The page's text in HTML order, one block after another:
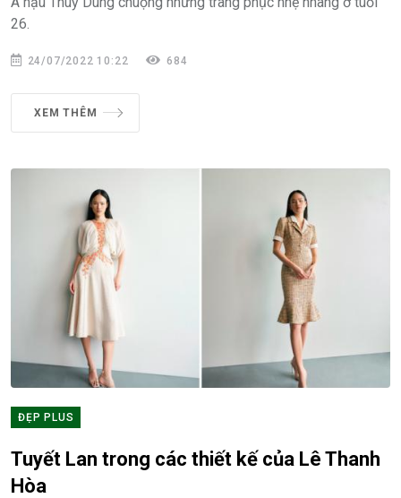
26.
24/07/2022 10:22 684
XEM THÊM
ĐẸP PLUS
Tuyết Lan trong các thiết kế của Lê Thanh
Hòa